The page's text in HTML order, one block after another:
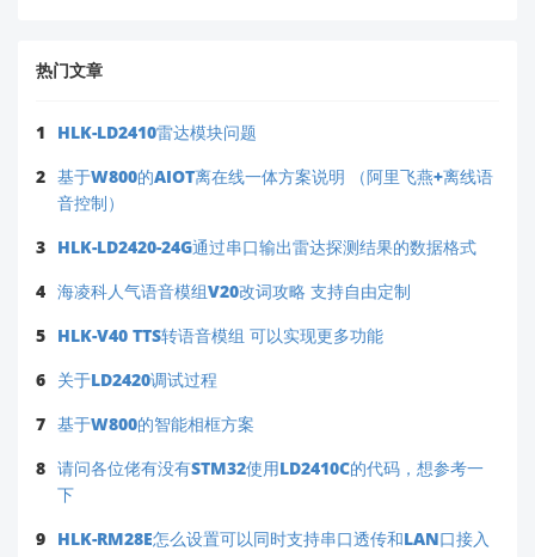
热门文章
1
HLK-LD2410雷达模块问题
2 基于W800的AIOT离在线一体方案说明 （阿里飞燕+离线语
音控制）
3 HLK-LD2420-24G通过串口输出雷达探测结果的数据格式
4 海凌科人气语音模组V20改词攻略 支持自由定制
5 HLK-V40 TTS转语音模组 可以实现更多功能
6 关于LD2420调试过程
7 基于W800的智能相框方案
8 请问各位佬有没有STM32使用LD2410C的代码，想参考一
下
9 HLK-RM28E怎么设置可以同时支持串口透传和LAN口接入